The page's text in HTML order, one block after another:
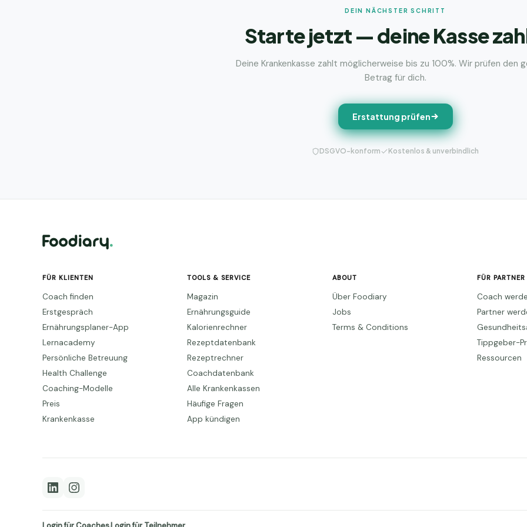
DEIN NÄCHSTER SCHRITT
Starte jetzt — deine Kasse
Deine Krankenkasse zahlt möglicherweise bis zu 100%. Wir prüfen den
Betrag für dich.
Erstattung prüfen
DSGVO-konform Kostenlos & unverbindlich
FÜR KLIENTEN
Coach finden
Erstgespräch
Ernährungsplaner-App
Lernacademy
Persönliche Betreuung
Health Challenge
Coaching-Modelle
Preis
Krankenkasse
TOOLS & SERVICE
Magazin
Ernährungsguide
Kalorienrechner
Rezeptdatenbank
Rezeptrechner
Coachdatenbank
Alle Krankenkassen
Häufige Fragen
App kündigen
ABOUT
Über Foodiary
Jobs
Terms & Conditions
FÜR PARTNER
Coach
Partner
Tippgeber-
Ressourcen